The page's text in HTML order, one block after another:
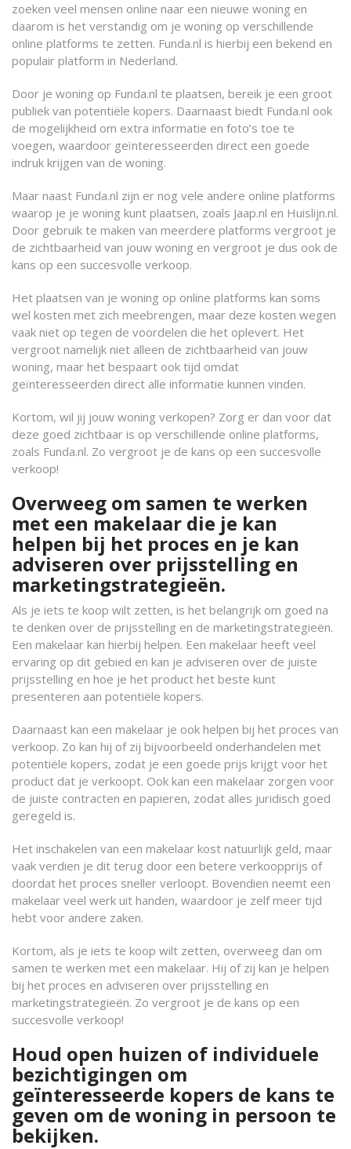
zoeken veel mensen online naar een nieuwe woning en
daarom is het verstandig om je woning op verschillende
online platforms te zetten. Funda.nl is hierbij een bekend en
populair platform in Nederland.
Door je woning op Funda.nl te plaatsen, bereik je een groot
publiek van potentiële kopers. Daarnaast biedt Funda.nl ook
de mogelijkheid om extra informatie en foto’s toe te
voegen, waardoor geïnteresseerden direct een goede
indruk krijgen van de woning.
Maar naast Funda.nl zijn er nog vele andere online platforms
waarop je je woning kunt plaatsen, zoals Jaap.nl en Huislijn.nl.
Door gebruik te maken van meerdere platforms vergroot je
de zichtbaarheid van jouw woning en vergroot je dus ook de
kans op een succesvolle verkoop.
Het plaatsen van je woning op online platforms kan soms
wel kosten met zich meebrengen, maar deze kosten wegen
vaak niet op tegen de voordelen die het oplevert. Het
vergroot namelijk niet alleen de zichtbaarheid van jouw
woning, maar het bespaart ook tijd omdat
geïnteresseerden direct alle informatie kunnen vinden.
Kortom, wil jij jouw woning verkopen? Zorg er dan voor dat
deze goed zichtbaar is op verschillende online platforms,
zoals Funda.nl. Zo vergroot je de kans op een succesvolle
verkoop!
Overweeg om samen te werken
met een makelaar die je kan
helpen bij het proces en je kan
adviseren over prijsstelling en
marketingstrategieën.
Als je iets te koop wilt zetten, is het belangrijk om goed na
te denken over de prijsstelling en de marketingstrategieën.
Een makelaar kan hierbij helpen. Een makelaar heeft veel
ervaring op dit gebied en kan je adviseren over de juiste
prijsstelling en hoe je het product het beste kunt
presenteren aan potentiële kopers.
Daarnaast kan een makelaar je ook helpen bij het proces van
verkoop. Zo kan hij of zij bijvoorbeeld onderhandelen met
potentiële kopers, zodat je een goede prijs krijgt voor het
product dat je verkoopt. Ook kan een makelaar zorgen voor
de juiste contracten en papieren, zodat alles juridisch goed
geregeld is.
Het inschakelen van een makelaar kost natuurlijk geld, maar
vaak verdien je dit terug door een betere verkoopprijs of
doordat het proces sneller verloopt. Bovendien neemt een
makelaar veel werk uit handen, waardoor je zelf meer tijd
hebt voor andere zaken.
Kortom, als je iets te koop wilt zetten, overweeg dan om
samen te werken met een makelaar. Hij of zij kan je helpen
bij het proces en adviseren over prijsstelling en
marketingstrategieën. Zo vergroot je de kans op een
succesvolle verkoop!
Houd open huizen of individuele
bezichtigingen om
geïnteresseerde kopers de kans te
geven om de woning in persoon te
bekijken.